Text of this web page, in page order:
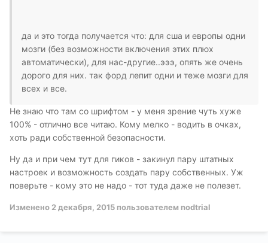
да и это тогда получается что: для сша и европы одни
мозги (без возможности включения этих плюх
автоматически), для нас-другие..эээ, опять же очень
дорого для них. так форд лепит одни и теже мозги для
всех и все.
Не знаю что там со шрифтом - у меня зрение чуть хуже
100% - отлично все читаю. Кому мелко - водить в очках,
хоть ради собственной безопасности.
Ну да и при чем тут для гиков - закинул пару штатных
настроек и возможность создать пару собственных. Уж
поверьте - кому это не надо - тот туда даже не полезет.
Изменено 2 декабря, 2015 пользователем nodtrial